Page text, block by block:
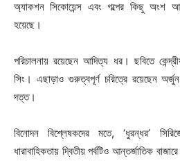
অ্যাকশন সিকোয়েন্স এবং গল্পের কিছু অংশ
হয়েছে।
পরিচালনায় রয়েছেন আদিত্য ধর। ছবিতে
সিং। এছাড়াও গুরুত্বপূর্ণ চরিত্রে রয়েছেন
দত্ত।
বিনোদন বিশ্লেষকদের মতে, ‘ধুরন্ধর’
ধারাবাহিকতায় দ্বিতীয় পর্বটিও আন্তর্জাতিক